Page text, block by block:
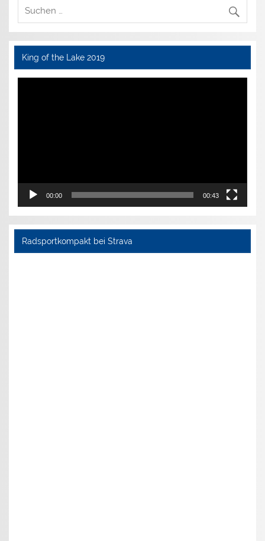
King of the Lake 2019
Video-
00:00 00:43
Radsportkompakt bei Strava